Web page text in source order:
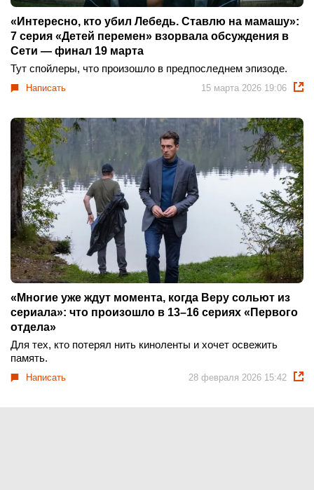
«Интересно, кто убил Лебедь. Ставлю на мамашу»:
7 серия «Детей перемен» взорвала обсуждения в
Сети — финал 19 марта
Тут спойлеры, что произошло в предпоследнем эпизоде.
Написать 15 марта 2026 19:06
«Многие уже ждут момента, когда Веру сольют из
сериала»: что произошло в 13–16 сериях «Первого
отдела»
Для тех, кто потерял нить киноленты и хочет освежить
память.
Написать 28 февраля 2026 15:42